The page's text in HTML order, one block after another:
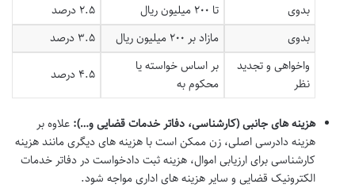
بدوی
تا ۲۰۰ میلیون ریال
۲.۵ درصد
بدوی
مازاد بر ۲۰۰ میلیون ریال
۳.۵ درصد
واخواهی و تجدید
نظر
بر اساس خواسته یا
محکوم به
۴.۵ درصد
هزینه های جانبی (کارشناسی، دفاتر خدمات قضایی و…): علاوه بر
هزینه دادرسی اصلی، زن ممکن است با هزینه های دیگری مانند هزینه
کارشناسی برای ارزیابی اموال، هزینه ثبت دادخواست در دفاتر خدمات
الکترونیک قضایی و سایر هزینه های اداری مواجه شود.